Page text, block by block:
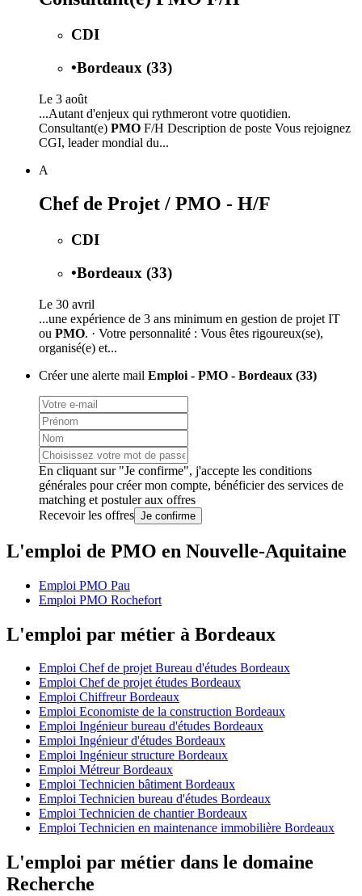
CDI
•Bordeaux (33)
Le 3 août
...Autant d'enjeux qui rythmeront votre quotidien.
Consultant(e) PMO F/H Description de poste Vous rejoignez
CGI, leader mondial du...
A
Chef de Projet / PMO - H/F
CDI
•Bordeaux (33)
Le 30 avril
...une expérience de 3 ans minimum en gestion de projet IT
ou PMO. · Votre personnalité : Vous êtes rigoureux(se),
organisé(e) et...
Créer une alerte mail Emploi - PMO - Bordeaux (33)
En cliquant sur "Je confirme", j'accepte les conditions
générales pour créer mon compte, bénéficier des services de
matching et postuler aux offres
Recevoir les offres Je confirme
L'emploi de PMO en Nouvelle-Aquitaine
Emploi PMO Pau
Emploi PMO Rochefort
L'emploi par métier à Bordeaux
Emploi Chef de projet Bureau d'études Bordeaux
Emploi Chef de projet études Bordeaux
Emploi Chiffreur Bordeaux
Emploi Economiste de la construction Bordeaux
Emploi Ingénieur bureau d'études Bordeaux
Emploi Ingénieur d'études Bordeaux
Emploi Ingénieur structure Bordeaux
Emploi Métreur Bordeaux
Emploi Technicien bâtiment Bordeaux
Emploi Technicien bureau d'études Bordeaux
Emploi Technicien de chantier Bordeaux
Emploi Technicien en maintenance immobilière Bordeaux
L'emploi par métier dans le domaine
Recherche